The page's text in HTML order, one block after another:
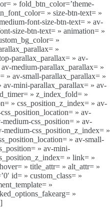
» fold_btn_color=’theme-
» size-btn-text= »
font-size-btn-text= » av-
size-btn-text= » animation= »
»
»
parallax_parallax= » av-
medium-parallax_parallax= »
» av-small-parallax_parallax= »
av-mini-parallax_parallax= » av-
» z_index_fold= »
» css_position_z_index= » av-
» av-
css_position= » av-
css_position_z_index= »
» av-small-
» av-mini-
» link= »
» title_attr= » alt_attr= »
id= » custom_class= »
»
»